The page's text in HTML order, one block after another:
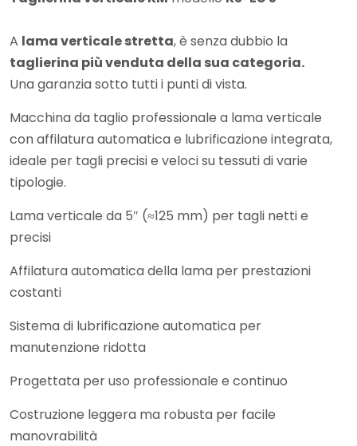
A lama verticale stretta, è senza dubbio la
taglierina più venduta della sua categoria.
Una garanzia sotto tutti i punti di vista.
Macchina da taglio professionale a lama verticale
con affilatura automatica e lubrificazione integrata,
ideale per tagli precisi e veloci su tessuti di varie
tipologie.
Lama verticale da 5″ (≈125 mm) per tagli netti e
precisi
Affilatura automatica della lama per prestazioni
costanti
Sistema di lubrificazione automatica per
manutenzione ridotta
Progettata per uso professionale e continuo
Costruzione leggera ma robusta per facile
manovrabilità